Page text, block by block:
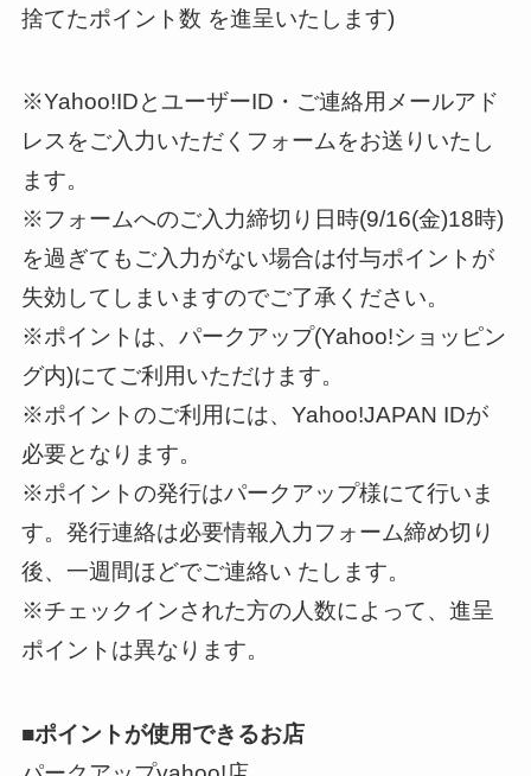
捨てたポイント数 を進呈いたします)
※Yahoo!IDとユーザーID・ご連絡用メールアド
レスをご入力いただくフォームをお送りいたし
ます。
※フォームへのご入力締切り日時(9/16(金)18時)
を過ぎてもご入力がない場合は付与ポイントが
失効してしまいますのでご了承ください。
※ポイントは、パークアップ(Yahoo!ショッピン
グ内)にてご利用いただけます。
※ポイントのご利用には、Yahoo!JAPAN IDが
必要となります。
※ポイントの発行はパークアップ様にて行いま
す。発行連絡は必要情報入力フォーム締め切り
後、一週間ほどでご連絡い たします。
※チェックインされた方の人数によって、進呈
ポイントは異なります。
■ポイントが使用できるお店